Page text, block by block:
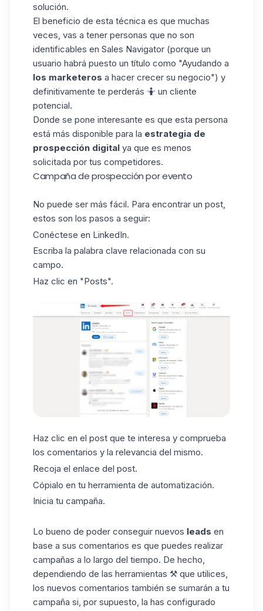
solución.
El beneficio de esta técnica es que muchas
veces, vas a tener personas que no son
identificables en Sales Navigator (porque un
usuario habrá puesto un título como "Ayudando a
los marketeros a hacer crecer su negocio") y
definitivamente te perderás 🤷 un cliente
potencial.
Donde se pone interesante es que esta persona
está más disponible para la estrategia de
prospección digital ya que es menos
solicitada por tus competidores.
Campaña de prospección por evento
No puede ser más fácil. Para encontrar un post
estos son los pasos a seguir:
Conéctese en LinkedIn.
Escriba la palabra clave relacionada con su
campo.
Haz clic en "Posts".
Haz clic en el post que te interesa y comprueba
los comentarios y la relevancia del mismo.
Recoja el enlace del post.
Cópialo en tu herramienta de automatización.
Inicia tu campaña.
Lo bueno de poder conseguir nuevos leads en
base a sus comentarios es que puedes realizar
campañas a lo largo del tiempo. De hecho,
dependiendo de las herramientas ⚒️ que utilices,
los nuevos comentarios también se sumarán a tu
campaña si, por supuesto, la has configurado